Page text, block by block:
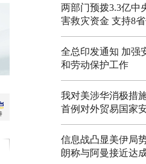
两部门预拨3.3亿中
害救灾资金 支持8
全总印发通知 加强
和劳动保护工作
我对美涉华消极措
首例对外贸易国家
信息战凸显美伊局
朗称与阿曼接近达